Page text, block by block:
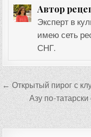
Автор
Эксперт в
имею сеть
СНГ.
Навигация
по
записям
← Открытый пирог с
Азу по-